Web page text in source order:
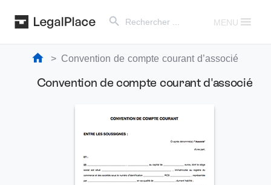
for:
MENU
Convention de compte courant d’associé
Convention de compte courant d'associé